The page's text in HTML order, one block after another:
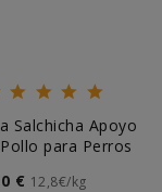
Salchicha Apoyo
para Perros
€ 12,8€/kg